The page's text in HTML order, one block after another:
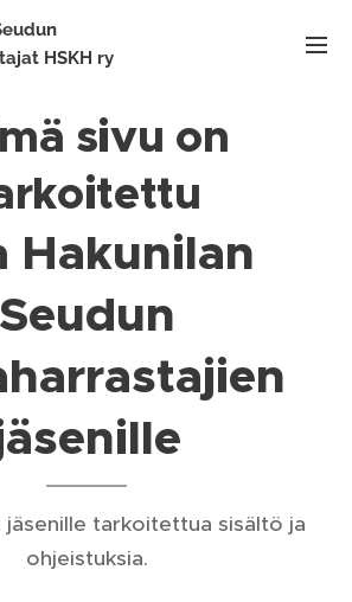
HSKH ry
sivu on
Hakunilan
Seudun
tarkoitettua sisältö ja
ohjeistuksia.